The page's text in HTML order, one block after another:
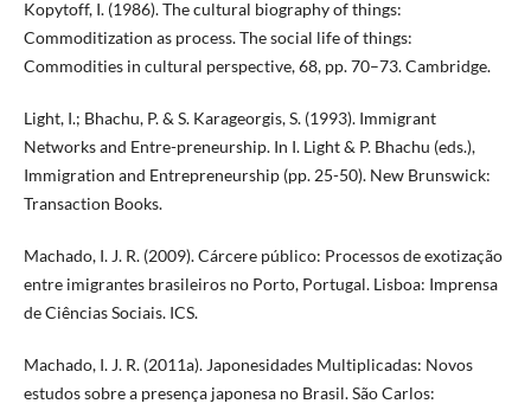
Kopytoff, I. (1986). The cultural biography of things:
Commoditization as process. The social life of things:
Commodities in cultural perspective, 68, pp. 70–73. Cambridge.
Light, I.; Bhachu, P. & S. Karageorgis, S. (1993). Immigrant
Networks and Entre-preneurship. In I. Light & P. Bhachu (eds.),
Immigration and Entrepreneurship (pp. 25-50). New Brunswick:
Transaction Books.
Machado, I. J. R. (2009). Cárcere público: Processos de exotização
entre imigrantes brasileiros no Porto, Portugal. Lisboa: Imprensa
de Ciências Sociais. ICS.
Machado, I. J. R. (2011a). Japonesidades Multiplicadas: Novos
estudos sobre a presença japonesa no Brasil. São Carlos: